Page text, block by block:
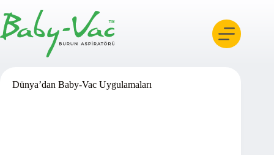
to
content
Dünya’dan Baby-Vac Uygulamaları